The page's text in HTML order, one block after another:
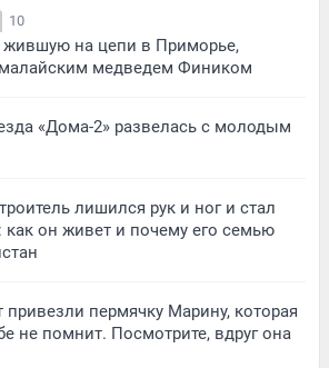
10
на цепи в Приморье,
медведем Фиником
«Дома-2» развелась с молодым
лишился рук и ног и стал
как он живет и почему его семью
пермячку Марину, которая
не помнит. Посмотрите, вдруг она